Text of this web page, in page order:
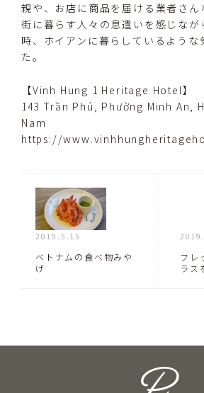
親や、お店に商品を届ける業者さん
街に暮らす人々の息遣いを感じなが
時、ホイアンに暮らしているような
た。
【Vinh Hung 1 Heritage Hotel】
143 Trần Phú, Phường Minh An,
Nam
https://
2019.5.15
ベトナムの食べ物みや
げ
フレ
ラス